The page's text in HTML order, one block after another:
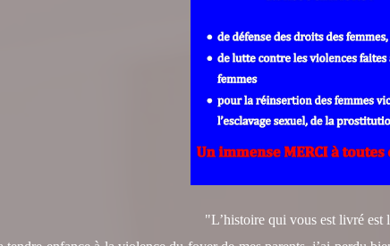
"L’histoire qui vous est livré est